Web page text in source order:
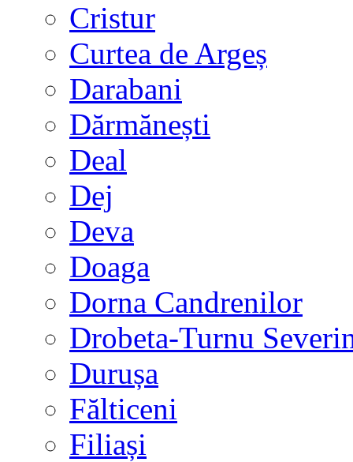
Cristur
Curtea de Argeș
Darabani
Dărmănești
Deal
Dej
Deva
Doaga
Dorna Candrenilor
Drobeta-Turnu
Durușa
Fălticeni
Filiași